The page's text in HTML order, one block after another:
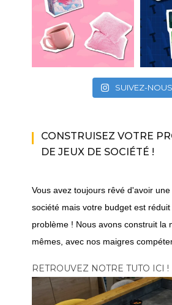
SUIVEZ-
CONSTRUISEZ VOTRE
DE JEUX DE SOCIÉTÉ !
Vous avez toujours rêvé d'avoir
société mais votre budget est réduit
problème ! Nous avons construit la
mêmes, avec nos maigres
RETROUVEZ NOTRE TUTO ICI !